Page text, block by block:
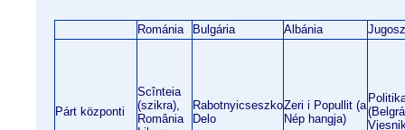
Románia Bulgária Albánia
Párt központi
Scînteia
(szikra),
România
Rabotnyicseszko
Delo
Zeri i Popullit (a
Nép hangja)